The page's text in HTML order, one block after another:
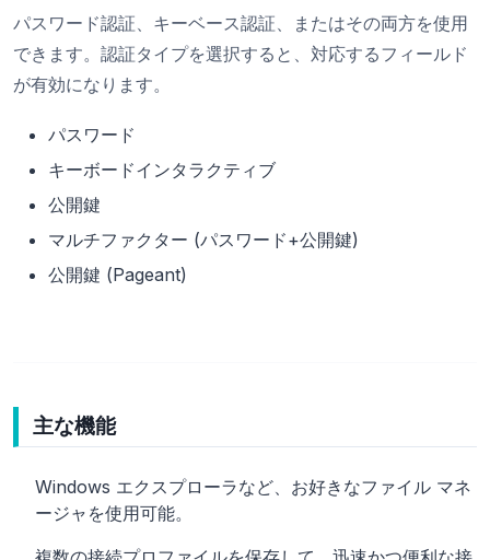
パスワード認証、キーベース認証、またはその両方を使用
できます。認証タイプを選択すると、対応するフィールド
が有効になります。
パスワード
キーボードインタラクティブ
公開鍵
マルチファクター (パスワード+公開鍵)
公開鍵 (Pageant)
主な機能
Windows エクスプローラなど、お好きなファイル マネ
ージャを使用可能。